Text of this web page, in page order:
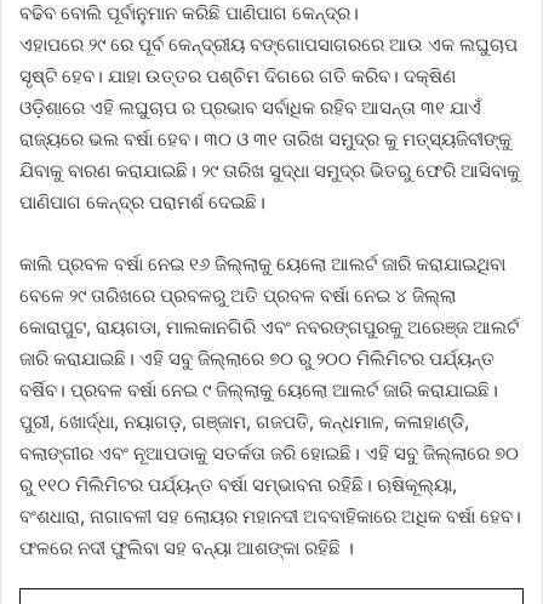
ବଢିବ ବୋଲି ପୂର୍ବାନୁମାନ କରିଛି ପାଣିପାଗ କେନ୍ଦ୍ର।
ଏହାପରେ ୨୯ ରେ ପୂର୍ବ କେନ୍ଦ୍ରୀୟ ବଙ୍ଗୋପସାଗରରେ ଆଉ ଏକ ଲଘୁଚାପ
ସୃଷ୍ଟି ହେବ। ଯାହା ଉତ୍ତର ପଶ୍ଚିମ ଦିଗରେ ଗତି କରିବ। ଦକ୍ଷିଣ
ଓଡ଼ିଶାରେ ଏହି ଲଘୁଚାପ ର ପ୍ରଭାବ ସର୍ବାଧିକ ରହିବ ଆସନ୍ତା ୩୧ ଯାଏଁ
ରାଜ୍ୟରେ ଭଲ ବର୍ଷା ହେବ। ୩୦ ଓ ୩୧ ତାରିଖ ସମୁଦ୍ର କୁ ମତ୍ସ୍ୟଜିବୀଙ୍କୁ
ଯିବାକୁ ବାରଣ କରାଯାଇଛି। ୨୯ ତାରିଖ ସୁଦ୍ଧା ସମୁଦ୍ର ଭିତରୁ ଫେରି ଆସିବାକୁ
ପାଣିପାଗ କେନ୍ଦ୍ର ପରାମର୍ଶ ଦେଇଛି।
କାଲି ପ୍ରବଳ ବର୍ଷା ନେଇ ୧୬ ଜିଲ୍ଲାକୁ ୟେଲୋ ଆଲର୍ଟ ଜାରି କରାଯାଇଥିବା
ବେଳେ ୨୯ ତାରିଖରେ ପ୍ରବଳରୁ ଅତି ପ୍ରବଳ ବର୍ଷା ନେଇ ୪ ଜିଲ୍ଲା
କୋରାପୁଟ, ରାୟଗଡା, ମାଲକାନଗିରି ଏବଂ ନବରଙ୍ଗପୁରକୁ ଅରେଞ୍ଜ ଆଲର୍ଟ
ଜାରି କରାଯାଇଛି। ଏହି ସବୁ ଜିଲ୍ଲାରେ ୭୦ ରୁ ୨୦୦ ମିଲିମିଟର ପର୍ଯ୍ୟନ୍ତ
ବର୍ଷିବ। ପ୍ରବଳ ବର୍ଷା ନେଇ ୯ ଜିଲ୍ଲାକୁ ୟେଲୋ ଆଲର୍ଟ ଜାରି କରାଯାଇଛି।
ପୁରୀ, ଖୋର୍ଦ୍ଧା, ନୟାଗଡ଼, ଗଞ୍ଜାମ, ଗଜପତି, କନ୍ଧମାଳ, କଳାହାଣ୍ଡି,
ବଲାଙ୍ଗୀର ଏବଂ ନୂଆପଡାକୁ ସତର୍କତା ଜରି ହୋଇଛି। ଏହି ସବୁ ଜିଲ୍ଲାରେ ୭୦
ରୁ ୧୧୦ ମିଲିମିଟର ପର୍ଯ୍ୟନ୍ତ ବର୍ଷା ସମ୍ଭାବନା ରହିଛି। ଋଷିକୂଲ୍ୟା,
ବଂଶଧାରା, ନାଗାବଳୀ ସହ ଲୋୟର ମହାନଦୀ ଅବବାହିକାରେ ଅଧିକ ବର୍ଷା ହେବ।
ଫଳରେ ନଦୀ ଫୁଲିବା ସହ ବନ୍ୟା ଆଶଙ୍କା ରହିଛି ।